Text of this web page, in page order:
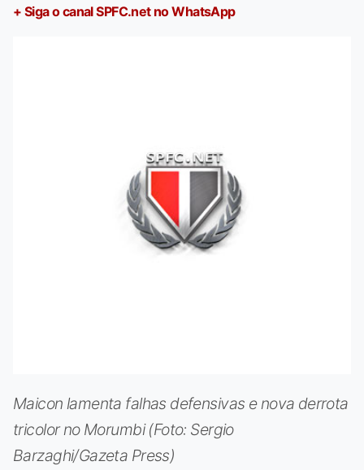
+ Siga o canal SPFC.net no WhatsApp
Maicon lamenta falhas defensivas e nova derrota
tricolor no Morumbi (Foto: Sergio
Barzaghi/Gazeta Press)